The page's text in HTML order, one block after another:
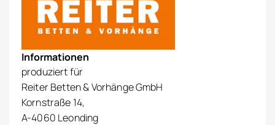
Informationen
produziert für
Reiter Betten & Vorhänge GmbH
Kornstraße 14,
A-4060 Leonding